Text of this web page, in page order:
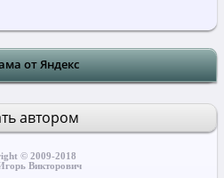
от Яндекс
автором
© 2009-2018
Викторович